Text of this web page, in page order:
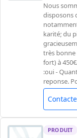
Nous
disposons
karité; du
très bonne
fort) à
:oui -
reponse.
PRODUIT